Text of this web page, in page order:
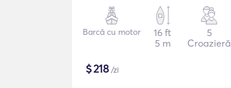
Barcă cu motor
16 ft
5 m
5
Croazieră
$218/zi